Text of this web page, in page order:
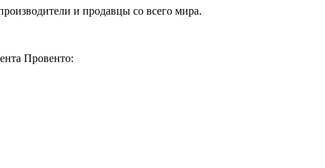
и продавцы со всего мира.
Провенто: